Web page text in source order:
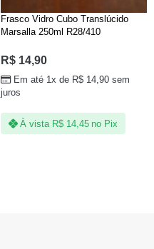
Frasco Vidro Cubo Translúcido
Marsalla 250ml R28/410
R$14,90
Em até 1x de R$ 14,90 sem
juros
À vista R$14,45 no Pix